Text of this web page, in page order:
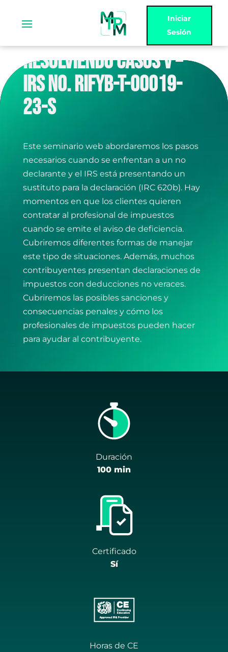
Iniciar
Sesión
RESOLVIENDO CASOS V –
IRS NO. RIFYB-T-00019-
23-S
Este seminario web abordaremos los pasos
necesarios cuando se enfrentan a un no
declarante y el IRS está presentando un
sustituto para la declaración (IRC 620b). Hay
momentos en que los clientes quieren
contratar al profesional de impuestos
cuando se emite el aviso de deficiencia.
Cubriremos diferentes formas de manejar
este tipo de situaciones. Además, muchos
contribuyentes presentan declaraciones de
impuestos con deducciones no veraces.
Cubriremos las posibles sanciones y
consecuencias penales y cómo los
profesionales de impuestos pueden hacer
para ayudar al contribuyente.
Duración
100 min
Certificado
Sí
Horas de CE